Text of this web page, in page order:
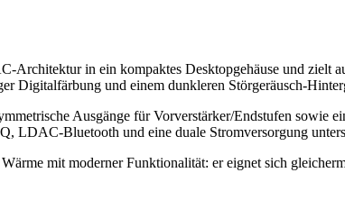
in ein kompaktes Desktopgehäuse und zielt
Digitalfärbung und einem dunkleren Störgeräusch-
Ausgänge für Vorverstärker/Endstufen sowie
LDAC-Bluetooth und eine duale Stromversorgung
mit moderner Funktionalität: er eignet sich